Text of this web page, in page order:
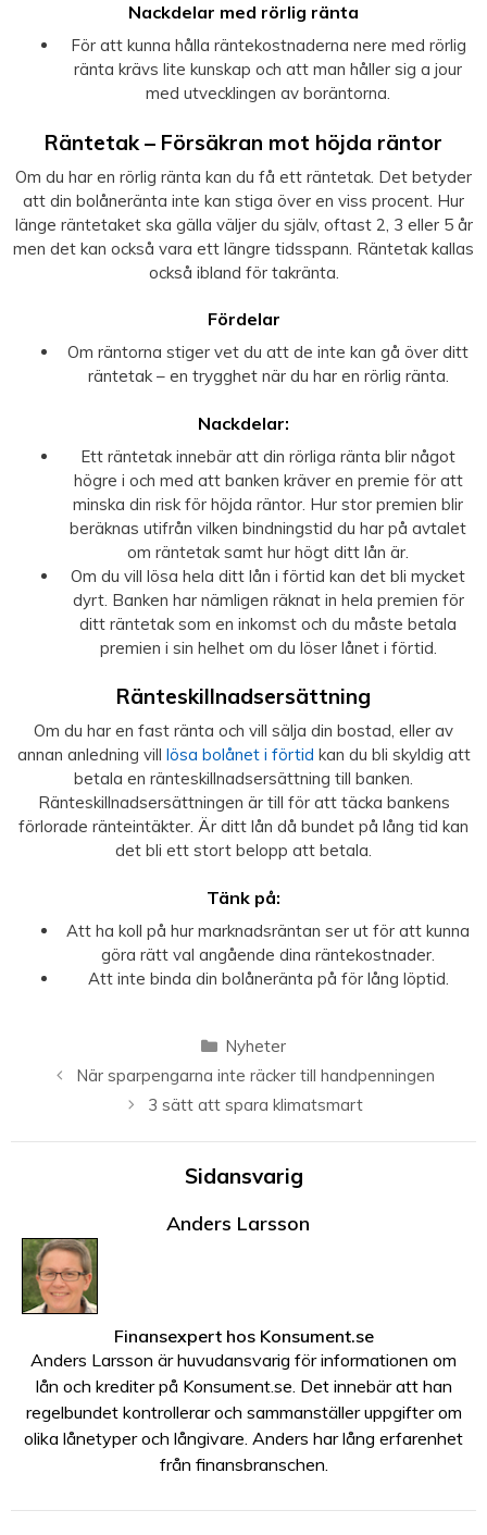
Nackdelar med rörlig ränta
För att kunna hålla räntekostnaderna nere med rörlig
ränta krävs lite kunskap och att man håller sig a jour
med utvecklingen av boräntorna.
Räntetak – Försäkran mot höjda räntor
Om du har en rörlig ränta kan du få ett räntetak. Det betyder
att din bolåneränta inte kan stiga över en viss procent. Hur
länge räntetaket ska gälla väljer du själv, oftast 2, 3 eller 5 år
men det kan också vara ett längre tidsspann. Räntetak kallas
också ibland för takränta.
Fördelar
Om räntorna stiger vet du att de inte kan gå över ditt
räntetak – en trygghet när du har en rörlig ränta.
Nackdelar:
Ett räntetak innebär att din rörliga ränta blir något
högre i och med att banken kräver en premie för att
minska din risk för höjda räntor. Hur stor premien blir
beräknas utifrån vilken bindningstid du har på avtalet
om räntetak samt hur högt ditt lån är.
Om du vill lösa hela ditt lån i förtid kan det bli mycket
dyrt. Banken har nämligen räknat in hela premien för
ditt räntetak som en inkomst och du måste betala
premien i sin helhet om du löser lånet i förtid.
Ränteskillnadsersättning
Om du har en fast ränta och vill sälja din bostad, eller av
annan anledning vill lösa bolånet i förtid kan du bli skyldig att
betala en ränteskillnadsersättning till banken.
Ränteskillnadsersättningen är till för att täcka bankens
förlorade ränteintäkter. Är ditt lån då bundet på lång tid kan
det bli ett stort belopp att betala.
Tänk på:
Att ha koll på hur marknadsräntan ser ut för att kunna
göra rätt val angående dina räntekostnader.
Att inte binda din bolåneränta på för lång löptid.
Kategorier
Nyheter
När sparpengarna inte räcker till handpenningen
3 sätt att spara klimatsmart
Sidansvarig
Anders Larsson
Finansexperthos Konsument.se
Anders Larsson är huvudansvarig för informationen om
lån och krediter på Konsument.se. Det innebär att han
regelbundet kontrollerar och sammanställer uppgifter om
olika lånetyper och långivare. Anders har lång erfarenhet
från finansbranschen.